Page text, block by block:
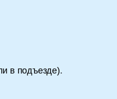
в подъезде).